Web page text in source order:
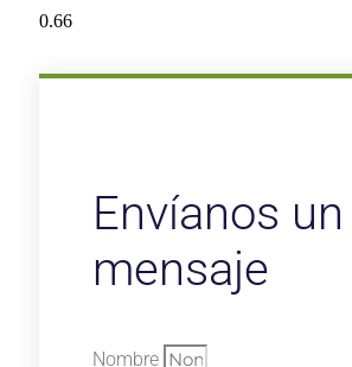
Envíanos un
mensaje
Nombre